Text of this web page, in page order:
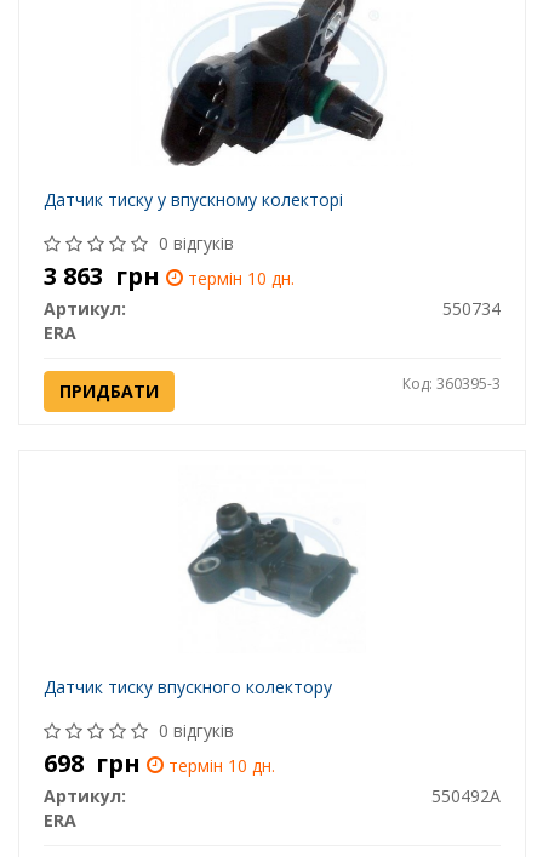
Датчик тиску у впускному колекторі
0 відгуків
3 863 грн
термін 10 дн.
Артикул:
550734
ERA
ПРИДБАТИ Код: 360395-3
Датчик тиску впускного колектору
0 відгуків
698 грн
термін 10 дн.
Артикул:
550492A
ERA